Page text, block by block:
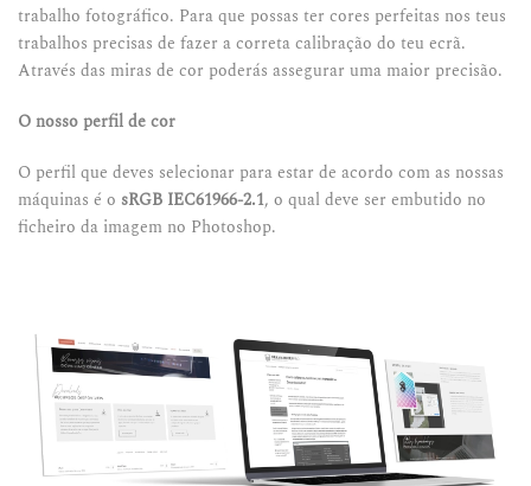
trabalho fotográfico. Para que possas ter cores perfeitas nos teus
trabalhos precisas de fazer a correta calibração do teu ecrã.
Através das miras de cor poderás assegurar uma maior precisão.
O nosso perfil de cor
O perfil que deves selecionar para estar de acordo com as nossas
máquinas é o sRGB IEC61966-2.1, o qual deve ser embutido no
ficheiro da imagem no Photoshop.